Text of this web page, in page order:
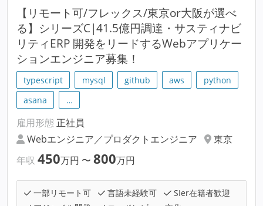
【リモート可/フレックス/東京or大阪が選べ
る】シリーズC|41.5億円調達・サスティナビ
リティERP 開発をリードするWebアプリケー
ションエンジニア募集！
typescript mysql github aws
python
asana
…
雇用形態 正社員
Webエンジニア／プロダクトエンジニア
東京
年収 450万円 〜 800万円
一部リモート可 言語未経験可
SIer在籍者歓迎